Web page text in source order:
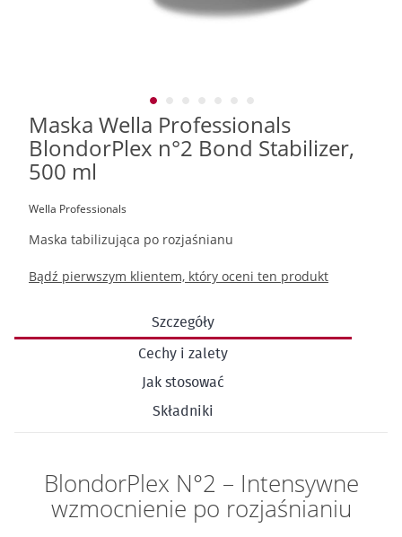
Maska Wella Professionals
BlondorPlex n°2 Bond Stabilizer,
500 ml
Wella Professionals
Maska tabilizująca po rozjaśnianu
Bądź pierwszym klientem, który oceni ten produkt
Przejdź
początek
galerii
Szczegóły
Cechy i zalety
Jak stosować
Składniki
BlondorPlex N°2 – Intensywne
wzmocnienie po rozjaśnianiu